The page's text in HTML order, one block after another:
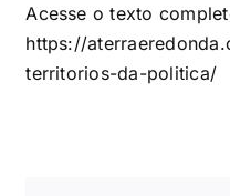
Acesse o texto
https://
territorios-da-politica/